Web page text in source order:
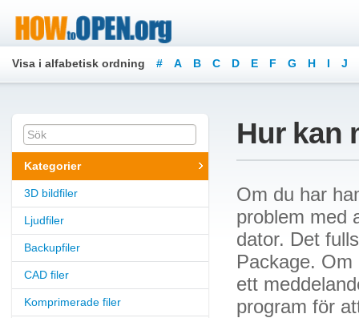
Visa i alfabetisk ordning # A B C D E F G H I J
Kategorier
3D bildfiler
Ljudfiler
Backupfiler
CAD filer
Komprimerade filer
Hur kan
Om du har
problem med
dator. Det
Package.
ett
program för